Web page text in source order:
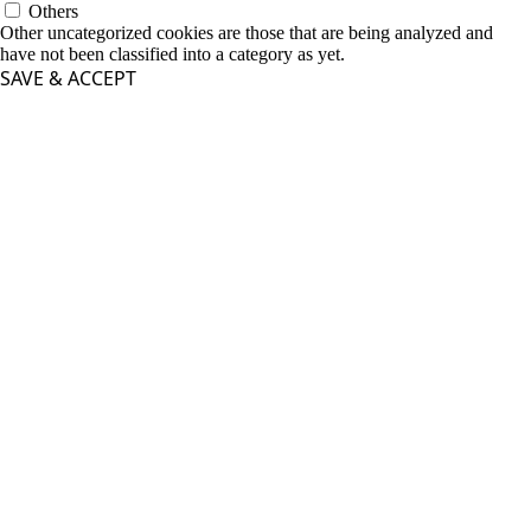
Others
Other uncategorized cookies are those that are being analyzed and
have not been classified into a category as yet.
SAVE & ACCEPT